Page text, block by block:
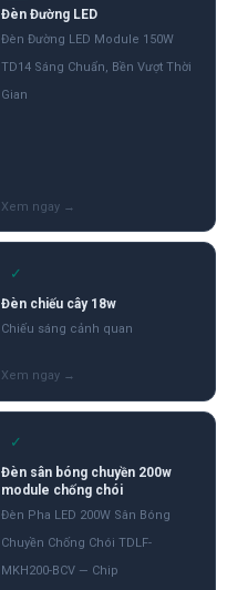
Đèn Đường LED
Đèn Đường LED Module 150W
TD14 Sáng Chuẩn, Bền Vượt Thời
Gian
✓
Đèn chiếu cây 18w
Chiếu sáng cảnh quan
✓
Đèn sân bóng chuyền 200w
module chống chói
Đèn Pha LED 200W Sân Bóng
Chuyền Chống Chói TDLF-
MKH200-BCV — Chip